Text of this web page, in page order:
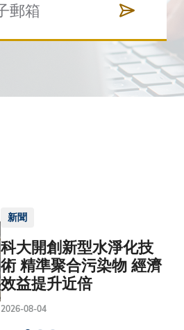
新聞
科大開創新型水淨化技
術 精準聚合污染物 經濟
效益提升近倍
2026-08-04